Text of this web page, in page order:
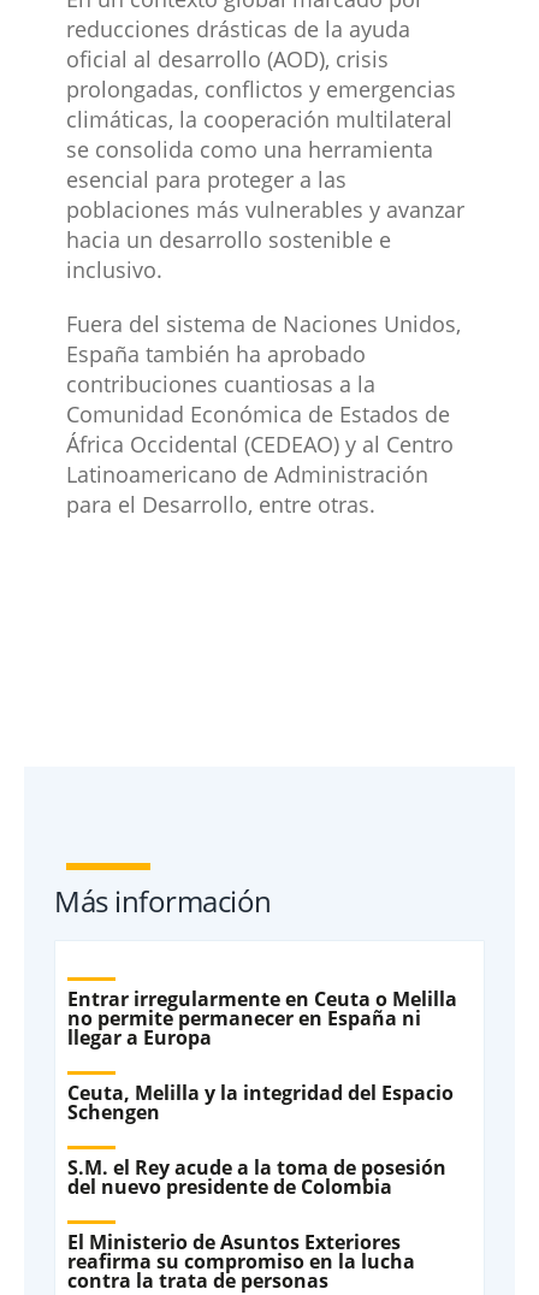
reducciones drásticas de la ayuda
oficial al desarrollo (AOD), crisis
prolongadas, conflictos y emergencias
climáticas, la cooperación multilateral
se consolida como una herramienta
esencial para proteger a las
poblaciones más vulnerables y avanzar
hacia un desarrollo sostenible e
inclusivo.​
Fuera del sistema de Naciones Unidos,
España también ha aprobado
contribuciones cuantiosas a la
Comunidad Económica de Estados de
África Occidental (CEDEAO) y al Centro
Latinoamericano de Administración
para el Desarrollo, entre otras.
Más información
Entrar irregularmente en Ceuta o Melilla
no permite permanecer en España ni
llegar a Europa
Ceuta, Melilla y la integridad del Espacio
Schengen
S.M. el Rey acude a la toma de posesión
del nuevo presidente de Colombia
El Ministerio de Asuntos Exteriores
reafirma su compromiso en la lucha
contra la trata de personas